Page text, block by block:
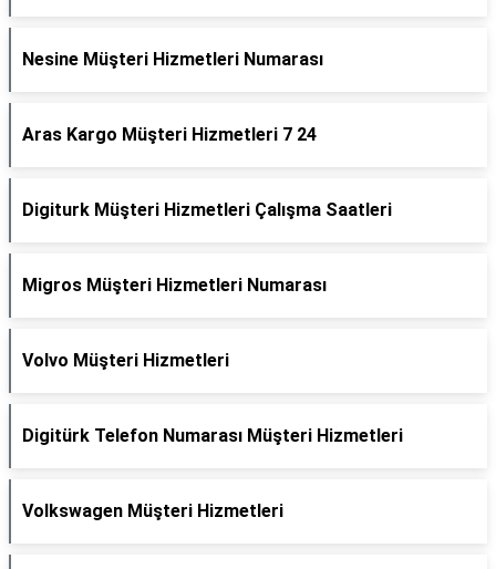
Nesine Müşteri Hizmetleri Numarası
Aras Kargo Müşteri Hizmetleri 7 24
Digiturk Müşteri Hizmetleri Çalışma Saatleri
Migros Müşteri Hizmetleri Numarası
Volvo Müşteri Hizmetleri
Digitürk Telefon Numarası Müşteri Hizmetleri
Volkswagen Müşteri Hizmetleri